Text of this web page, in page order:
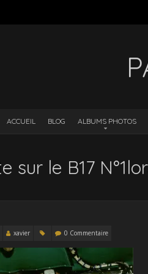
ACCUEIL BLOG ALBUMS PHOTOS
sur le B17
xavier 0 Commentaire